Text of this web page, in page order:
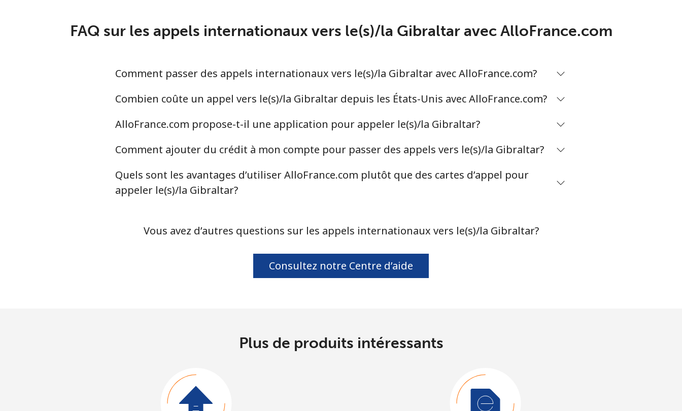
Login
ou
Continue avec
FAQ sur les appels internationaux vers le(s)/la Gibraltar avec AlloFrance.com
Comment passer des appels internationaux vers le(s)/la Gibraltar avec AlloFrance.com?
Combien coûte un appel vers le(s)/la Gibraltar depuis les États-Unis avec AlloFrance.com?
AlloFrance.com propose-t-il une application pour appeler le(s)/la Gibraltar?
Comment ajouter du crédit à mon compte pour passer des appels vers le(s)/la Gibraltar?
Quels sont les avantages d’utiliser AlloFrance.com plutôt que des cartes d’appel pour
appeler le(s)/la Gibraltar?
Vous avez d’autres questions sur les appels internationaux vers le(s)/la Gibraltar?
Consultez notre Centre d’aide
Plus de produits intéressants